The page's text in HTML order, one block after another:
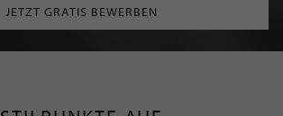
JETZT GRATIS BEWERBEN